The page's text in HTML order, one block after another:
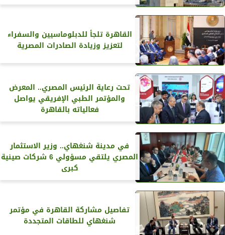
القاهرة تلجأ للدبلوماسيين والسفراء
لتعزيز وزيادة الصادرات المصرية
تحت رعاية الرئيس المصري.. المعرض
والمؤتمر الطبي الإفريقي يواصل
فعالياته بالقاهرة
في مدينة شنغهاي.. وزير الاستثمار
المصري يلتقي مسؤولي 6 شركات صينية
كبرى
تفاصيل مشاركة القاهرة في مؤتمر
شنغهاي للطاقات المتجددة